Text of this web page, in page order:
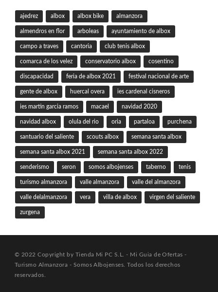
ajedrez albox albox bike almanzora
almendros en flor arboleas ayuntamiento de albox
campo a traves cantoria club tenis albox
comarca de los velez conservatorio albox cosentino
discapacidad feria de albox 2021 festival nacional de arte
gente de albox huercal overa ies cardenal cisneros
ies martin garcia ramos macael navidad 2020
navidad albox olula del rio oria partaloa purchena
santuario del saliente scouts albox semana santa albox
semana santa albox 2021 semana santa albox 2022
senderismo seron somos albojenses taberno tenis
turismo almanzora valle almanzora valle del almanzora
valle delalmanzora vera villa de albox virgen del saliente
zurgena
© 2022 Copyright by Tienda Mi PC S.L. - Mi Guia de Ofertas -
Turismo Almanzora - Somos Albojenses. Todos los derechos
reservados.